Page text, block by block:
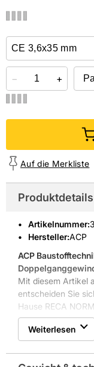
Online kaufen &
− +
Auf die Merkliste
Produktdetails
Artikelnummer:
Hersteller:ACP
ACP
Mit diesem Artikel
entscheiden Sie
Hause RECA
Hergestellt wird es
Innenbereich.
Der Artikel ist in
Weitere
Weiterlesen